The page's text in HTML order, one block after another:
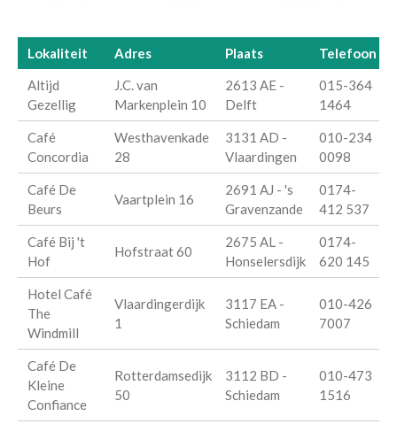
Lokaliteit Adres Plaats
Telefoon
Altijd
Gezellig
J.C. van
Markenplein 10
2613 AE -
Delft
015-364
1464
Café
Concordia
Westhavenkade
28
3131 AD -
Vlaardingen
010-234
0098
Café De
Beurs
Vaartplein 16
2691 AJ - 's
Gravenzande
0174-
412 537
Café Bij 't
Hof
Hofstraat 60
2675 AL -
Honselersdijk
0174-
620 145
Hotel Café
The
Windmill
Vlaardingerdijk
1
3117 EA -
Schiedam
010-426
7007
Café De
Kleine
Confiance
Rotterdamsedijk
50
3112 BD -
Schiedam
010-473
1516